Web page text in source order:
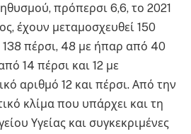
πρόπερσι 6,6, το 2021
έχουν μεταμοσχευθεί 150
πέρσι, 48 με ήπαρ από 40
14 πέρσι και 12 με
αριθμό 12 και πέρσι. Από την
κλίμα που υπάρχει και τη
Υγείας και συγκεκριμένες